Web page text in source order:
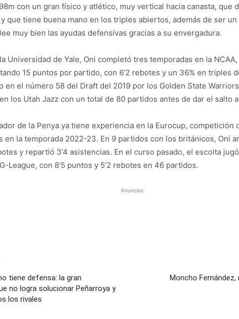
con un gran físico y atlético, muy vertical hacia canasta, que
que tiene buena mano en los triples abiertos, además de ser
muy bien las ayudas defensivas gracias a su envergadura.
Universidad de Yale, Oni completó tres temporadas en la
15 puntos por partido, con 6’2 rebotes y un 36% en triples
en el número 58 del Draft del 2019 por los Golden State
los Utah Jazz con un total de 80 partidos antes de dar el salto
de la Penya ya tiene experiencia en la Eurocup, competición
en la temporada 2022-23. En 9 partidos con los británicos, Oni
y repartió 3’4 asistencias. En el curso pasado, el escolta
League, con 8’5 puntos y 5’2 rebotes en 46 partidos.
Anuncios
tiene defensa: la gran
no logra solucionar Peñarroya y
los rivales
Moncho